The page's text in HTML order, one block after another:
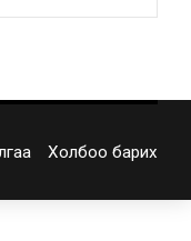
Холбоо барих